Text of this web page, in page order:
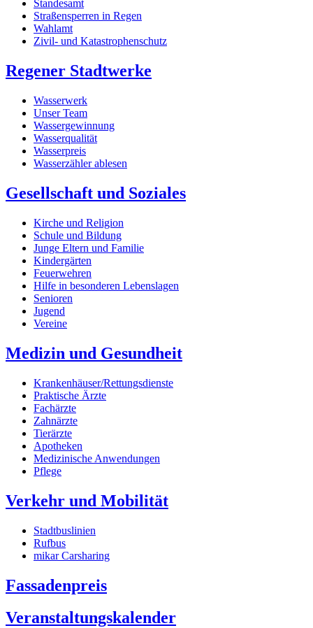
Standesamt
Straßensperren in Regen
Wahlamt
Zivil- und Katastrophenschutz
Regener Stadtwerke
Wasserwerk
Unser Team
Wassergewinnung
Wasserqualität
Wasserpreis
Wasserzähler ablesen
Gesellschaft und Soziales
Kirche und Religion
Schule und Bildung
Junge Eltern und Familie
Kindergärten
Feuerwehren
Hilfe in besonderen Lebenslagen
Senioren
Jugend
Vereine
Medizin und Gesundheit
Krankenhäuser/Rettungsdienste
Praktische Ärzte
Fachärzte
Zahnärzte
Tierärzte
Apotheken
Medizinische Anwendungen
Pflege
Verkehr und Mobilität
Stadtbuslinien
Rufbus
mikar Carsharing
Fassadenpreis
Veranstaltungskalender